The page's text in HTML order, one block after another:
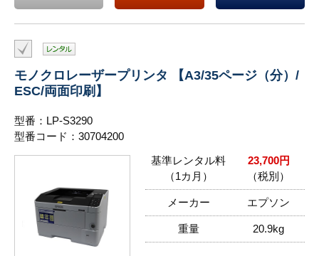
モノクロレーザープリンタ 【A3/35ページ（分）/
ESC/両面印刷】
型番：LP-S3290
型番コード：30704200
基準レンタル料
（1カ月）
23,700円
（税別）
メーカー エプソン
重量 20.9kg